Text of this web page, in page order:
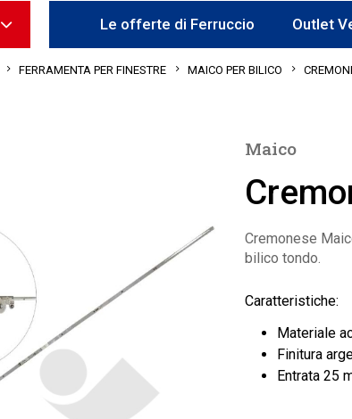
Le offerte di Ferruccio Outlet
FERRAMENTA PER FINESTRE MAICO PER BILICO
Maico
Cremonese
bilico tondo.
Caratteristiche:
Materiale
Finitura
Entrata 25